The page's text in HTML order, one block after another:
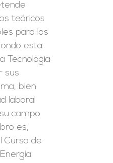
teóricos
para los
esta
Tecnología
sus
bien
laboral
campo
es,
Curso de